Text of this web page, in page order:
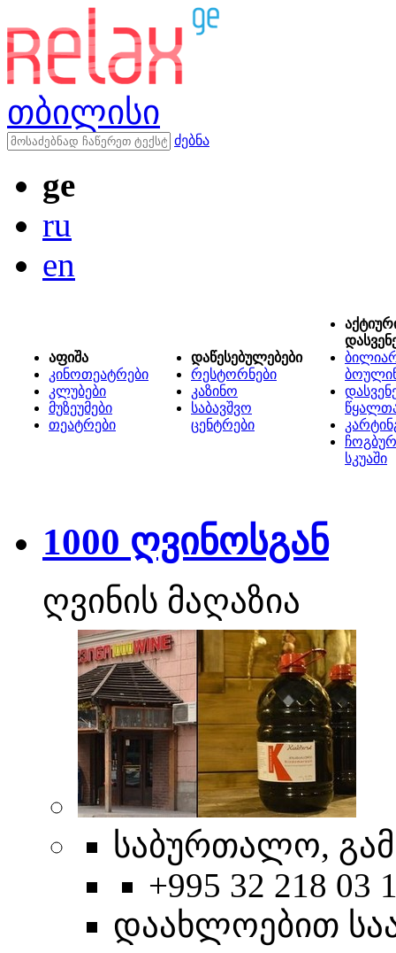
თბილისი
ძებნა
ge
ru
en
აფიშა
კინოთეატრები
კლუბები
მუზეუმები
თეატრები
დაწესებულებები
რესტორნები
კაზინო
საბავშვო
ცენტრები
სკუაში
1000 ღვინოსგან
ღვინის მაღაზია
საბურთალო,
+995 32 218 03
დაახლოებით